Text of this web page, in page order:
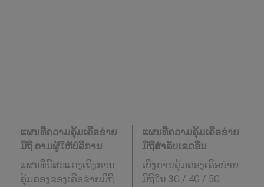
ແຜນທີ່ຄວາມຄຸ້ມເຄືອຂ່າຍ
ມືຖື ຕາມຜູ້ໃຫ້ບໍລິການ
ແຜນທີ່ນີ້ສະແດງເຖິງການ
ຄຸ້ມຄອງຂອງເຄືອຂ່າຍມືຖື
ແຜນທີ່ຄວາມຄຸ້ມເຄືອຂ່າຍ
ມືຖືສໍາລັບເຂດອື່ນ
ເບິ່ງການຄຸ້ມຄອງເຄືອຂ່າຍ
ມືຖືໃນ 3G / 4G / 5G :